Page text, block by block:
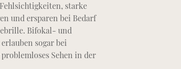
starke
und ersparen bei Bedarf
Bifokal- und
sogar bei
Sehen in der